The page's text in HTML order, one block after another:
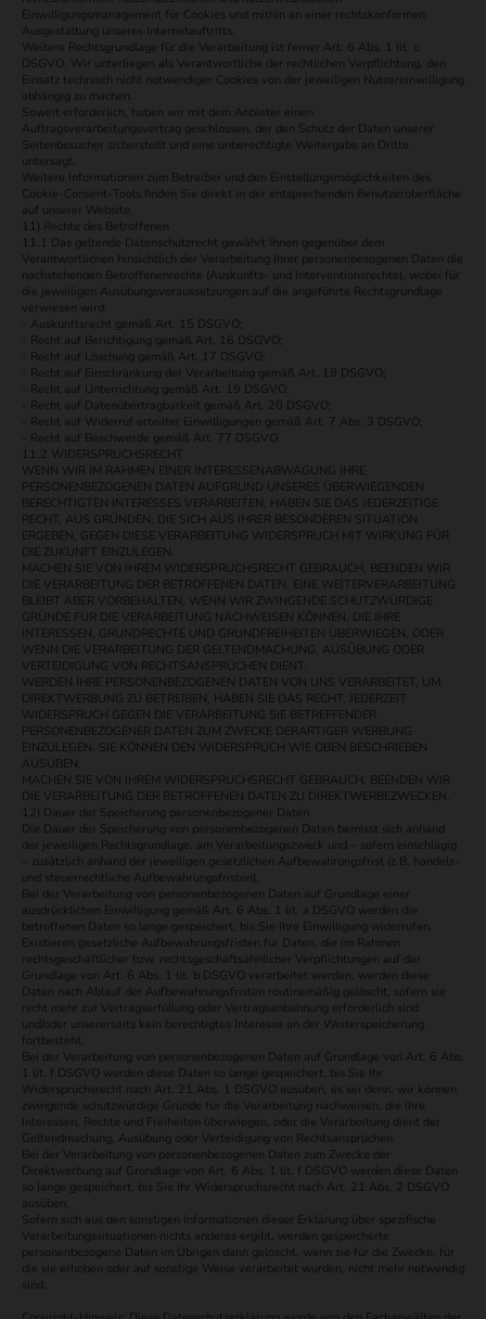
Einwilligungsmanagement für Cookies und mithin an einer rechtskonformen
Ausgestaltung unseres Internetauftritts.
Weitere Rechtsgrundlage für die Verarbeitung ist ferner Art. 6 Abs. 1 lit. c
DSGVO. Wir unterliegen als Verantwortliche der rechtlichen Verpflichtung, den
Einsatz technisch nicht notwendiger Cookies von der jeweiligen Nutzereinwilligung
abhängig zu machen.
Soweit erforderlich, haben wir mit dem Anbieter einen
Auftragsverarbeitungsvertrag geschlossen, der den Schutz der Daten unserer
Seitenbesucher sicherstellt und eine unberechtigte Weitergabe an Dritte
untersagt.
Weitere Informationen zum Betreiber und den Einstellungsmöglichkeiten des
Cookie-Consent-Tools finden Sie direkt in der entsprechenden Benutzeroberfläche
auf unserer Website.
11) Rechte des Betroffenen
11.1 Das geltende Datenschutzrecht gewährt Ihnen gegenüber dem
Verantwortlichen hinsichtlich der Verarbeitung Ihrer personenbezogenen Daten die
nachstehenden Betroffenenrechte (Auskunfts- und Interventionsrechte), wobei für
die jeweiligen Ausübungsvoraussetzungen auf die angeführte Rechtsgrundlage
verwiesen wird:
- Auskunftsrecht gemäß Art. 15 DSGVO;
- Recht auf Berichtigung gemäß Art. 16 DSGVO;
- Recht auf Löschung gemäß Art. 17 DSGVO;
- Recht auf Einschränkung der Verarbeitung gemäß Art. 18 DSGVO;
- Recht auf Unterrichtung gemäß Art. 19 DSGVO;
- Recht auf Datenübertragbarkeit gemäß Art. 20 DSGVO;
- Recht auf Widerruf erteilter Einwilligungen gemäß Art. 7 Abs. 3 DSGVO;
- Recht auf Beschwerde gemäß Art. 77 DSGVO.
11.2 WIDERSPRUCHSRECHT
WENN WIR IM RAHMEN EINER INTERESSENABWÄGUNG IHRE
PERSONENBEZOGENEN DATEN AUFGRUND UNSERES ÜBERWIEGENDEN
BERECHTIGTEN INTERESSES VERARBEITEN, HABEN SIE DAS JEDERZEITIGE
RECHT, AUS GRÜNDEN, DIE SICH AUS IHRER BESONDEREN SITUATION
ERGEBEN, GEGEN DIESE VERARBEITUNG WIDERSPRUCH MIT WIRKUNG FÜR
DIE ZUKUNFT EINZULEGEN.
MACHEN SIE VON IHREM WIDERSPRUCHSRECHT GEBRAUCH, BEENDEN WIR
DIE VERARBEITUNG DER BETROFFENEN DATEN. EINE WEITERVERARBEITUNG
BLEIBT ABER VORBEHALTEN, WENN WIR ZWINGENDE SCHUTZWÜRDIGE
GRÜNDE FÜR DIE VERARBEITUNG NACHWEISEN KÖNNEN, DIE IHRE
INTERESSEN, GRUNDRECHTE UND GRUNDFREIHEITEN ÜBERWIEGEN, ODER
WENN DIE VERARBEITUNG DER GELTENDMACHUNG, AUSÜBUNG ODER
VERTEIDIGUNG VON RECHTSANSPRÜCHEN DIENT.
WERDEN IHRE PERSONENBEZOGENEN DATEN VON UNS VERARBEITET, UM
DIREKTWERBUNG ZU BETREIBEN, HABEN SIE DAS RECHT, JEDERZEIT
WIDERSPRUCH GEGEN DIE VERARBEITUNG SIE BETREFFENDER
PERSONENBEZOGENER DATEN ZUM ZWECKE DERARTIGER WERBUNG
EINZULEGEN. SIE KÖNNEN DEN WIDERSPRUCH WIE OBEN BESCHRIEBEN
AUSÜBEN.
MACHEN SIE VON IHREM WIDERSPRUCHSRECHT GEBRAUCH, BEENDEN WIR
DIE VERARBEITUNG DER BETROFFENEN DATEN ZU DIREKTWERBEZWECKEN.
12) Dauer der Speicherung personenbezogener Daten
Die Dauer der Speicherung von personenbezogenen Daten bemisst sich anhand
der jeweiligen Rechtsgrundlage, am Verarbeitungszweck und – sofern einschlägig
– zusätzlich anhand der jeweiligen gesetzlichen Aufbewahrungsfrist (z.B. handels-
und steuerrechtliche Aufbewahrungsfristen).
Bei der Verarbeitung von personenbezogenen Daten auf Grundlage einer
ausdrücklichen Einwilligung gemäß Art. 6 Abs. 1 lit. a DSGVO werden die
betroffenen Daten so lange gespeichert, bis Sie Ihre Einwilligung widerrufen.
Existieren gesetzliche Aufbewahrungsfristen für Daten, die im Rahmen
rechtsgeschäftlicher bzw. rechtsgeschäftsähnlicher Verpflichtungen auf der
Grundlage von Art. 6 Abs. 1 lit. b DSGVO verarbeitet werden, werden diese
Daten nach Ablauf der Aufbewahrungsfristen routinemäßig gelöscht, sofern sie
nicht mehr zur Vertragserfüllung oder Vertragsanbahnung erforderlich sind
und/oder unsererseits kein berechtigtes Interesse an der Weiterspeicherung
fortbesteht.
Bei der Verarbeitung von personenbezogenen Daten auf Grundlage von Art. 6 Abs.
1 lit. f DSGVO werden diese Daten so lange gespeichert, bis Sie Ihr
Widerspruchsrecht nach Art. 21 Abs. 1 DSGVO ausüben, es sei denn, wir können
zwingende schutzwürdige Gründe für die Verarbeitung nachweisen, die Ihre
Interessen, Rechte und Freiheiten überwiegen, oder die Verarbeitung dient der
Geltendmachung, Ausübung oder Verteidigung von Rechtsansprüchen.
Bei der Verarbeitung von personenbezogenen Daten zum Zwecke der
Direktwerbung auf Grundlage von Art. 6 Abs. 1 lit. f DSGVO werden diese Daten
so lange gespeichert, bis Sie Ihr Widerspruchsrecht nach Art. 21 Abs. 2 DSGVO
ausüben.
Sofern sich aus den sonstigen Informationen dieser Erklärung über spezifische
Verarbeitungssituationen nichts anderes ergibt, werden gespeicherte
personenbezogene Daten im Übrigen dann gelöscht, wenn sie für die Zwecke, für
die sie erhoben oder auf sonstige Weise verarbeitet wurden, nicht mehr notwendig
sind.